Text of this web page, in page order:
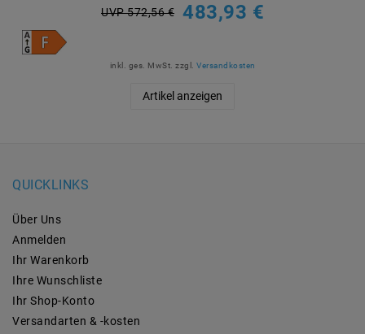
UVP 572,56 € 483,93 €
inkl. ges. MwSt. zzgl. Versandkosten
Artikel anzeigen
QUICKLINKS
Über Uns
Anmelden
Ihr Warenkorb
Ihre Wunschliste
Ihr Shop-Konto
Versandarten & -kosten